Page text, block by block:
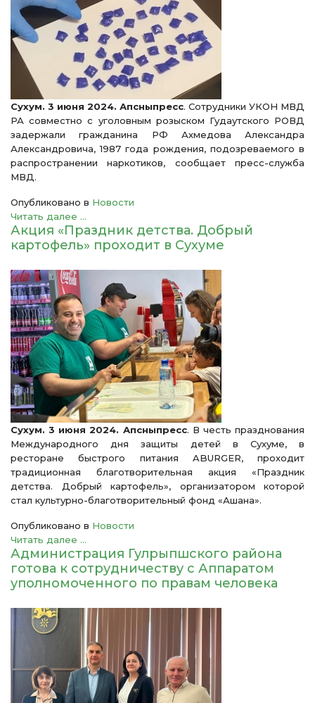
Сухум. 3 июня 2024. Апсныпресс. Сотрудники УКОН МВД
РА совместно с уголовным розыском Гудаутского РОВД
задержали гражданина РФ Ахмедова Александра
Александровича, 1987 года рождения, подозреваемого в
распространении наркотиков, сообщает пресс-служба
МВД.
Опубликовано в Новости
Читать далее ...
Акция «Праздник детства. Добрый
картофель» проходит в Сухуме
Сухум. 3 июня 2024. Апсныпресс. В честь празднования
Международного дня защиты детей в Сухуме, в
ресторане быстрого питания ABURGER, проходит
традиционная благотворительная акция «Праздник
детства. Добрый картофель», организатором которой
стал культурно-благотворительный фонд «Ашана».
Опубликовано в Новости
Читать далее ...
Администрация Гулрыпшского района
готова к сотрудничеству с Аппаратом
уполномоченного по правам человека